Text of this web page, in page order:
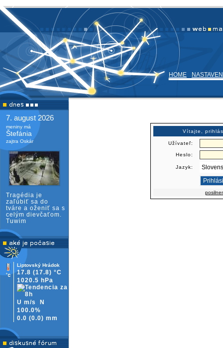
HOME
7. august 2026
meniny má
Štefánia
zajtra Oskár
Tragédia je
zaľúbiť sa do
tváre a oženiť sa s
celým dievčaťom.
Tuwim
Liptovský Hrádok
17.8 (17.8) °C
1020.5 hPa
U m/s
N
100.0%
0.0 (0.0) mm
Vítajte,
Užívateľ:
Heslo:
Jazyk: